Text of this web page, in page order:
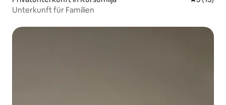
Unterkunft für Familien